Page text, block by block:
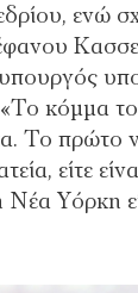
ενώ
κόμμα
Το πρώτο
είτε
Υόρκη